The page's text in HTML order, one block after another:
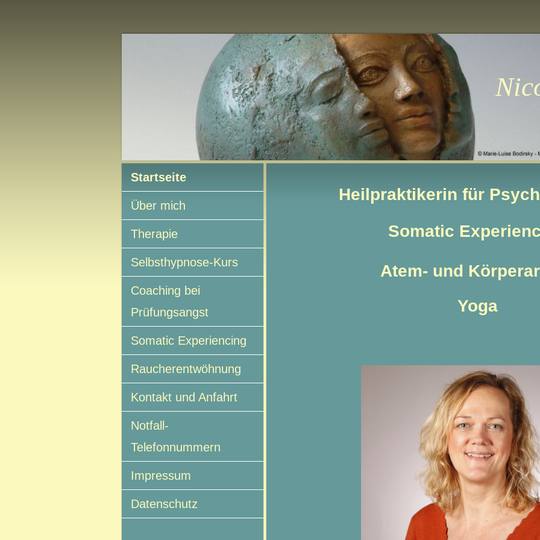
Nicole
Startseite
Über mich
Therapie
Selbsthypnose-Kurs
Coaching bei
Prüfungsangst
Somatic Experiencing
Raucherentwöhnung
Kontakt und Anfahrt
Notfall-
Telefonnummern
Impressum
Datenschutz
Heilpraktikerin für
Somatic
Atem- und
Yoga